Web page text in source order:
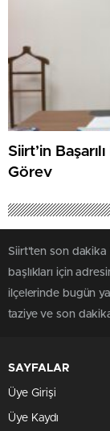
Siirt’in
Görev
Siirt'ten son dakika
başlıkları için
ilçelerinde bugün
taziye ve son
SAYFALAR
Üye Girişi
Üye Kaydı